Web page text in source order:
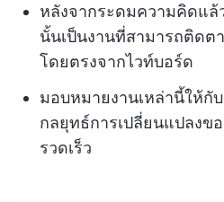
หลังจากระดมความคิดแล้
นั้นเป็นงานที่สามารถติดต
โดยตรงจากไวท์บอร์ด
มอบหมายงานเหล่านี้ให้กั
กลยุทธ์การเปลี่ยนแปลงข
รวดเร็ว